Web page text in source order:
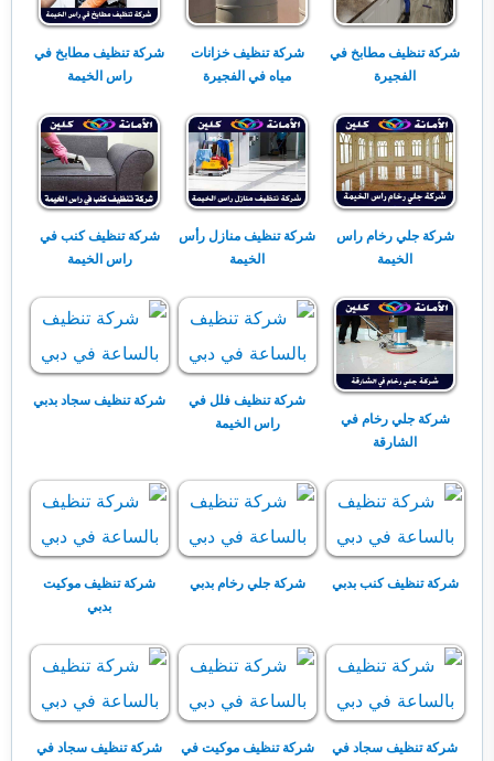
شركة تنظيف مطابخ في
الفجيرة
شركة تنظيف خزانات
مياه في الفجيرة
شركة تنظيف مطابخ في
راس الخيمة
شركة جلي رخام راس
الخيمة
شركة تنظيف منازل رأس
الخيمة
شركة تنظيف كنب في
راس الخيمة
شركة جلي رخام في
الشارقة
شركة تنظيف فلل في
راس الخيمة
شركة تنظيف سجاد بدبي
شركة تنظيف كنب بدبي شركة جلي رخام بدبي
شركة تنظيف موكيت
بدبي
شركة تنظيف سجاد في
شركة تنظيف موكيت في
شركة تنظيف سجاد في